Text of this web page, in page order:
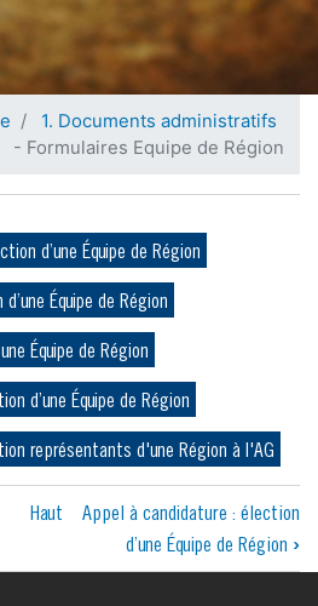
1. Documents administratifs
- Formulaires Equipe de Région
d’une Équipe de Région
Équipe de Région
Équipe de Région
d’une Équipe de Région
représentants d'une Région à l'AG
Haut
Appel à candidature : élection
d’une Équipe de Région ›